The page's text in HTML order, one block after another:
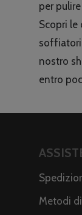
per
Scopri le
nostro
entro
Metodi